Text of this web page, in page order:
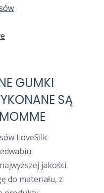
GUMKI
SĄ
LoveSilk
jakości.
do materiału, z